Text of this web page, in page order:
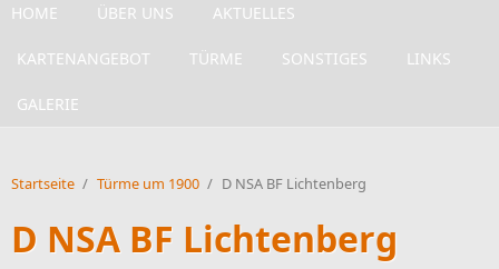
HOME ÜBER UNS AKTUELLES
KARTENANGEBOT TÜRME SONSTIGES LINKS
GALERIE
Startseite / Türme um 1900 / D NSA BF Lichtenberg
D NSA BF Lichtenberg